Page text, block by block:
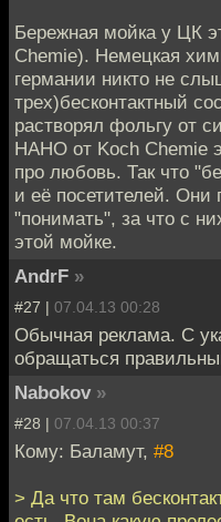
Бережная мойка у ЦК
Chemie). Немецкая
германии никто не
трех)бесконтактный
растворял фольгу от
НАНО от Koch Chemie
про любовь. Так что
и её посетителей. Они
"понимать", за что с
этой мойке.
AndrF »
#27 | 07.04.13 00:28
Обычная реклама. С
обращаться
Nabokov »
#28 | 07.04.13 00:37
Кому: Баламут, #8
> Да что там